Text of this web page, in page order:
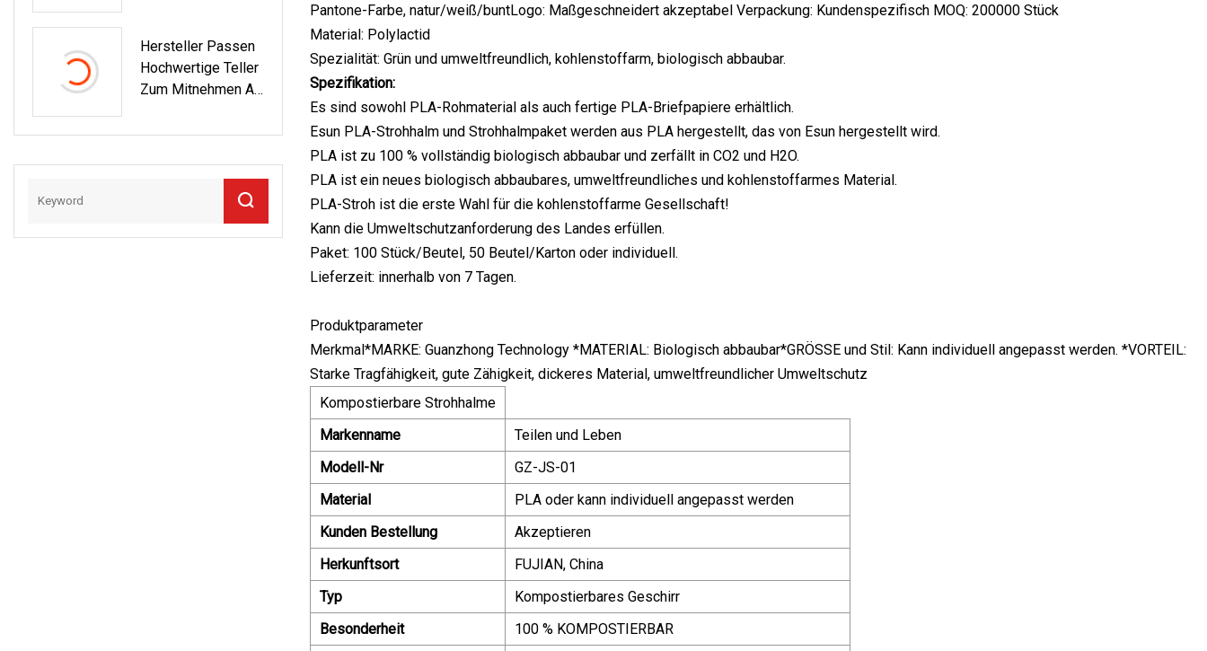
Gestreifter
Papierstrohhalm
Mit Formkante
Hersteller Passen
Hochwertige Teller
Zum Mitnehmen An.
Runder,
Lebensmittelverpa
Einweg-Pappteller
Pantone-Farbe, natur/weiß/buntLogo: Maßgeschneidert akzeptabel Verpackung: Kundenspezifisch MOQ: 200000 Stück
Material: Polylactid
Spezialität: Grün und umweltfreundlich, kohlenstoffarm, biologisch abbaubar.
Spezifikation:
Es sind sowohl PLA-Rohmaterial als auch fertige PLA-Briefpapiere erhältlich.
Esun PLA-Strohhalm und Strohhalmpaket werden aus PLA hergestellt, das von Esun hergestellt wird.
PLA ist zu 100 % vollständig biologisch abbaubar und zerfällt in CO2 und H2O.
PLA ist ein neues biologisch abbaubares, umweltfreundliches und kohlenstoffarmes Material.
PLA-Stroh ist die erste Wahl für die kohlenstoffarme Gesellschaft!
Kann die Umweltschutzanforderung des Landes erfüllen.
Paket: 100 Stück/Beutel, 50 Beutel/Karton oder individuell.
Lieferzeit: innerhalb von 7 Tagen.
Produktparameter
Merkmal*MARKE: Guanzhong Technology *MATERIAL: Biologisch abbaubar*GRÖSSE und Stil: Kann individuell angepasst werden. *VORTEIL:
Starke Tragfähigkeit, gute Zähigkeit, dickeres Material, umweltfreundlicher Umweltschutz
Kompostierbare Strohhalme
Markenname
Teilen und Leben
Modell-Nr
GZ-JS-01
Material
PLA oder kann individuell angepasst werden
Kunden Bestellung
Akzeptieren
Herkunftsort
FUJIAN, China
Typ
Kompostierbares Geschirr
Besonderheit
100 % KOMPOSTIERBAR